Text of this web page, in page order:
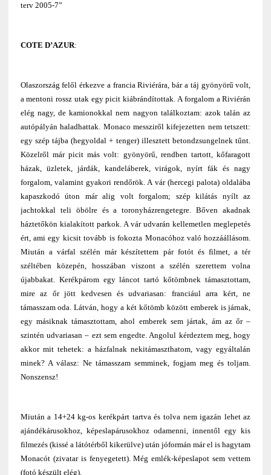
terv 2005-7”
COTE D’AZUR:
Olaszország felől érkezve a francia Riviérára, bár a táj gyönyörű volt,
a mentoni rossz utak egy picit kiábrándítottak. A forgalom a Riviérán
elég nagy, de kamionokkal nem nagyon találkoztam: azok talán az
autópályán haladhattak. Monaco messziről kifejezetten nem tetszett:
egy szép tájba (hegyoldal + tenger) illesztett betondzsungelnek tűnt.
Közelről már picit más volt: gyönyörű, rendben tartott, kőfaragott
házak, üzletek, járdák, kandeláberek, virágok, nyírt fák és nagy
forgalom, valamint gyakori rendőrök. A vár (hercegi palota) oldalába
kapaszkodó úton már alig volt forgalom; szép kilátás nyílt az
jachtokkal teli öbölre és a toronyházrengetegre. Bőven akadnak
háztetőkön kialakított parkok. A vár udvarán kellemetlen meglepetés
ért, ami egy kicsit tovább is fokozta Monacóhoz való hozzáállásom.
Miután a várfal szélén már készítettem pár fotót és filmet, a tér
széltében közepén, hosszában viszont a szélén szerettem volna
újabbakat. Kerékpárom egy láncot tartó kőtömbnek támasztottam,
mire az őr jött kedvesen és udvariasan: franciául arra kért, ne
támasszam oda. Látván, hogy a két kőtömb között emberek is járnak,
egy másiknak támasztottam, ahol emberek sem jártak, ám az őr –
szintén udvariasan – ezt sem engedte. Angolul kérdeztem meg, hogy
akkor mit tehetek: a házfalnak nekitámaszthatom, vagy egyáltalán
minek? A válasz: Ne támasszam semminek, fogjam meg és toljam.
Nonszensz!
Miután a 14+24 kg-os kerékpárt tartva és tolva nem igazán lehet az
ajándékárusokhoz, képeslapárusokhoz odamenni, innentől egy kis
filmezés (kissé a látótérből kikerülve) után jóformán már el is hagytam
Monacót (zivatar is fenyegetett). Még emlék-képeslapot sem vettem
(fotó készült elég).